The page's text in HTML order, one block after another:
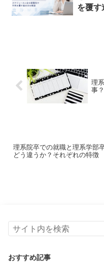
を覆す
理
事
理系院卒での就職と理系学部
どう違うか？それぞれの特徴
おすすめ記事